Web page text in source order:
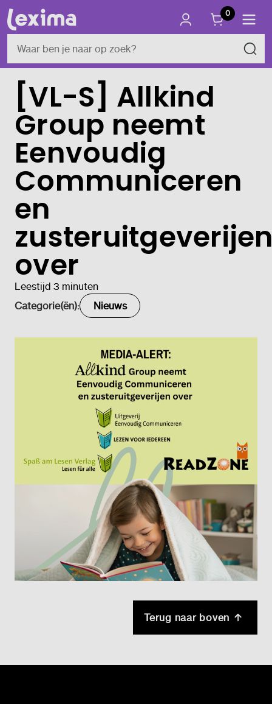
0
[VL-S] Allkind
Group neemt
Eenvoudig
Communiceren
en
over
Leestijd 3 minuten
Categorie(ën):
Nieuws
Terug naar boven